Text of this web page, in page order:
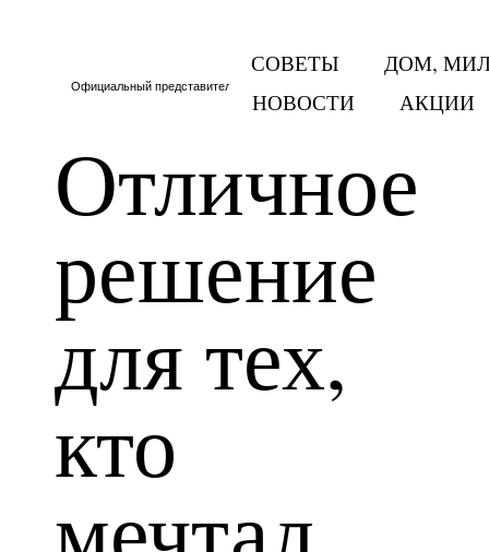
Официальный представитель Тритон в Москве и МО
СОВЕТЫ
ДОМ,
НОВОСТИ
АКЦИИ
Отличное
решение
для тех,
кто